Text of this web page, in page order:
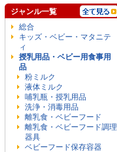
ジャンル一覧
総合
キッズ・ベビー・マタニテ
ィ
授乳用品・ベビー用食事用
品
粉ミルク
液体ミルク
哺乳瓶・授乳用品
洗浄・消毒用品
離乳食・ベビーフード
離乳食・ベビーフード調理
器具
ベビーフード保存容器